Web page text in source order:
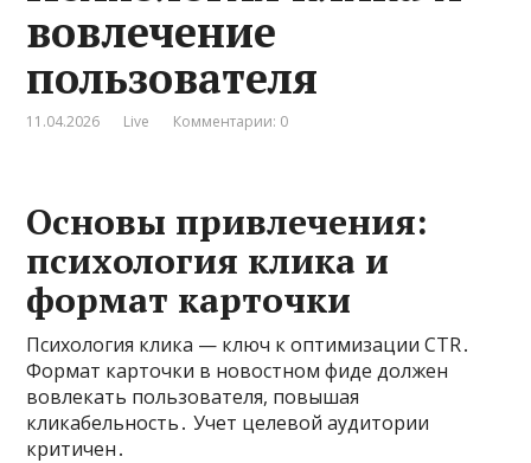
вовлечение
пользователя
11.04.2026 Live Комментарии: 0
Основы привлечения:
психология клика и
формат карточки
Психология клика — ключ к оптимизации CTR․
Формат карточки в новостном фиде должен
вовлекать пользователя, повышая
кликабельность․ Учет целевой аудитории
критичен․